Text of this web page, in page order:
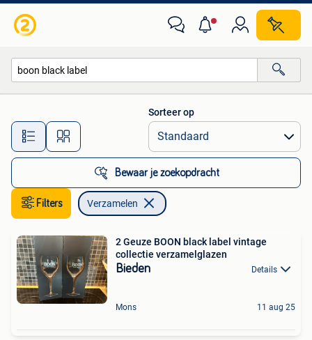
Alle afstanden…
Sorteer op
Bewaar je zoekopdracht
Filters Verzamelen
2 Geuze BOON black label vintage
collectie verzamelglazen
Bieden Details
Mons 11 aug 25